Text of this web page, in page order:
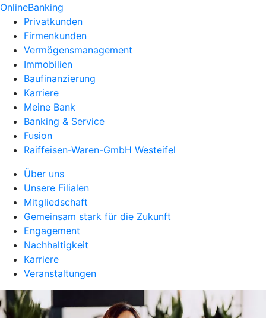
OnlineBanking
Privatkunden
Firmenkunden
Vermögensmanagement
Immobilien
Baufinanzierung
Karriere
Meine Bank
Banking & Service
Fusion
Raiffeisen-Waren-GmbH Westeifel
Über uns
Unsere Filialen
Mitgliedschaft
Gemeinsam stark für die Zukunft
Engagement
Nachhaltigkeit
Karriere
Veranstaltungen